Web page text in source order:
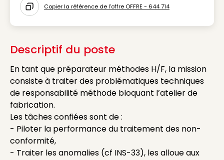
Icon copy to clipboard
Copier la référence de l'offre OFFRE - 644 714
Descriptif du poste
En tant que préparateur méthodes H/F, la mission
consiste à traiter des problématiques techniques
de responsabilité méthode bloquant l’atelier de
fabrication.
Les tâches confiées sont de :
- Piloter la performance du traitement des non-
conformité,
- Traiter les anomalies (cf INS-33), les alloue aux